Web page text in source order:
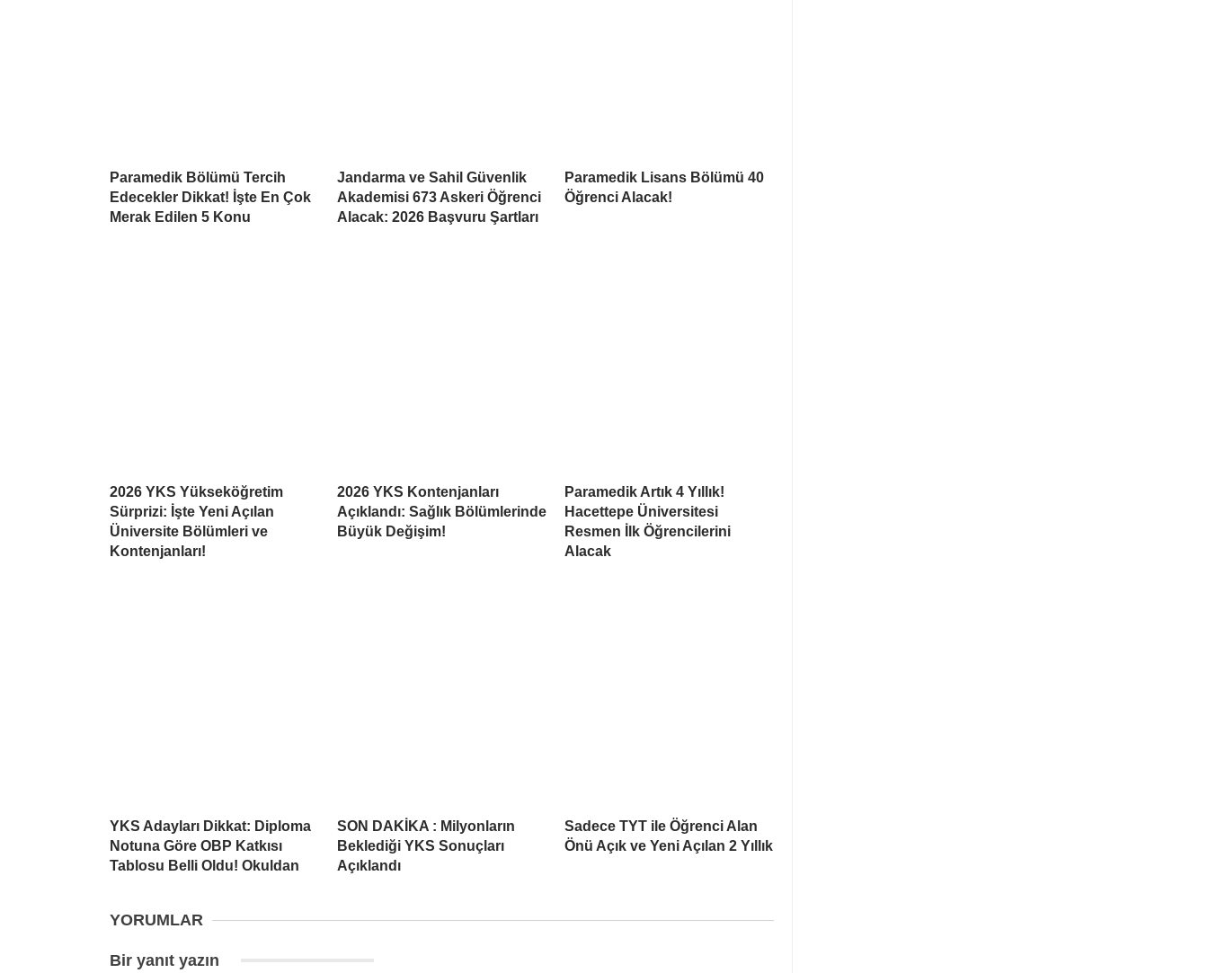
Paramedik Bölümü Tercih
Edecekler Dikkat! İşte En Çok
Merak Edilen 5 Konu
Jandarma ve Sahil Güvenlik
Akademisi 673 Askeri Öğrenci
Alacak: 2026 Başvuru Şartları
Paramedik Lisans Bölümü 40
Öğrenci Alacak!
2026 YKS Yükseköğretim
Sürprizi: İşte Yeni Açılan
Üniversite Bölümleri ve
Kontenjanları!
2026 YKS Kontenjanları
Açıklandı: Sağlık Bölümlerinde
Büyük Değişim!
Paramedik Artık 4 Yıllık!
Hacettepe Üniversitesi
Resmen İlk Öğrencilerini
Alacak
YKS Adayları Dikkat: Diploma
Notuna Göre OBP Katkısı
Tablosu Belli Oldu! Okuldan
SON DAKİKA : Milyonların
Beklediği YKS Sonuçları
Açıklandı
Sadece TYT ile Öğrenci Alan
Önü Açık ve Yeni Açılan 2 Yıllık
YORUMLAR
Bir yanıt yazın